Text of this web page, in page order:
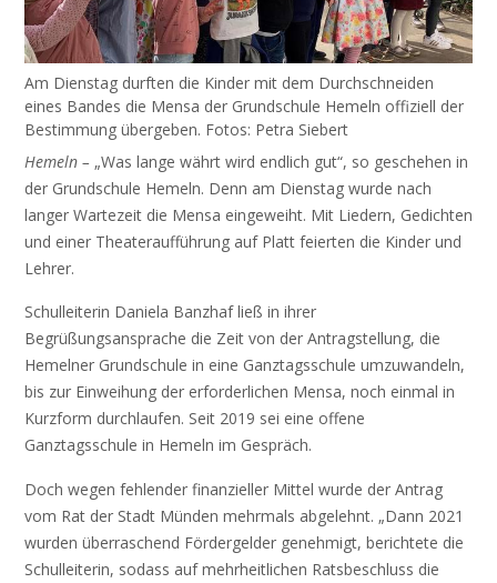
Am Dienstag durften die Kinder mit dem Durchschneiden
eines Bandes die Mensa der Grundschule Hemeln offiziell der
Bestimmung übergeben. Fotos: Petra Siebert
Hemeln – „Was lange währt wird endlich gut“, so geschehen in
der Grundschule Hemeln. Denn am Dienstag wurde nach
langer Wartezeit die Mensa eingeweiht. Mit Liedern, Gedichten
und einer Theateraufführung auf Platt feierten die Kinder und
Lehrer.
Schulleiterin Daniela Banzhaf ließ in ihrer
Begrüßungsansprache die Zeit von der Antragstellung, die
Hemelner Grundschule in eine Ganztagsschule umzuwandeln,
bis zur Einweihung der erforderlichen Mensa, noch einmal in
Kurzform durchlaufen. Seit 2019 sei eine offene
Ganztagsschule in Hemeln im Gespräch.
Doch wegen fehlender finanzieller Mittel wurde der Antrag
vom Rat der Stadt Münden mehrmals abgelehnt. „Dann 2021
wurden überraschend Fördergelder genehmigt, berichtete die
Schulleiterin, sodass auf mehrheitlichen Ratsbeschluss die